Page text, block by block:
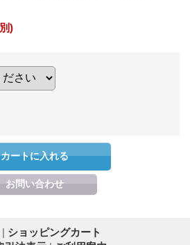
)
| ショッピングカート